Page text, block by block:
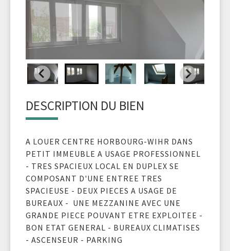
DESCRIPTION DU BIEN
A LOUER CENTRE HORBOURG-WIHR DANS
PETIT IMMEUBLE A USAGE PROFESSIONNEL
- TRES SPACIEUX LOCAL EN DUPLEX SE
COMPOSANT D'UNE ENTREE TRES
SPACIEUSE - DEUX PIECES A USAGE DE
BUREAUX - UNE MEZZANINE AVEC UNE
GRANDE PIECE POUVANT ETRE EXPLOITEE -
BON ETAT GENERAL - BUREAUX CLIMATISES
- ASCENSEUR - PARKING